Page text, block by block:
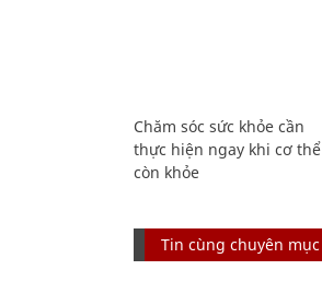
Chăm sóc sức khỏe cần
thực hiện ngay khi cơ thể
còn khỏe
Tin cùng chuyên mục